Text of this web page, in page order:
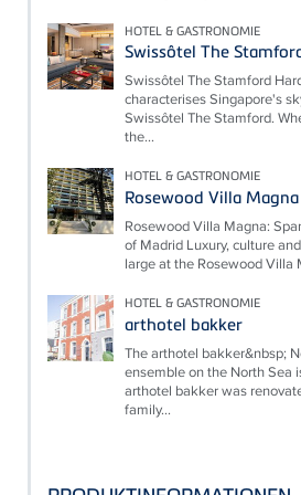
HOTEL & GASTRONOMIE
Swissôtel The
Swissôtel The Stamford
characterises Singapore's
Swissôtel The Stamford.
the...
HOTEL & GASTRONOMIE
Rosewood Villa Magna
Rosewood Villa Magna:
of Madrid Luxury, culture
large at the Rosewood Villa
HOTEL & GASTRONOMIE
arthotel bakker
The arthotel bakker&nbsp;
ensemble on the North Sea
arthotel bakker was
family...